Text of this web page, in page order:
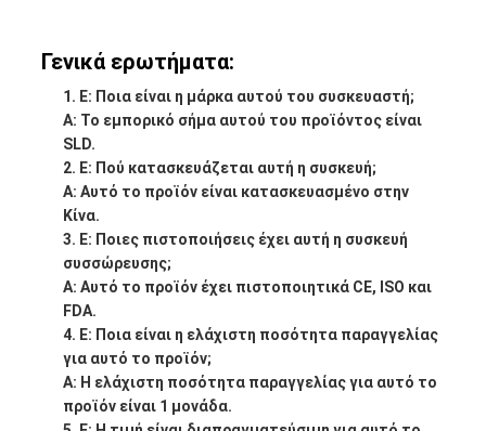
Γενικά ερωτήματα:
Ε: Ποια είναι η μάρκα αυτού του συσκευαστή;
Α: Το εμπορικό σήμα αυτού του προϊόντος είναι
SLD.
Ε: Πού κατασκευάζεται αυτή η συσκευή;
Α: Αυτό το προϊόν είναι κατασκευασμένο στην
Κίνα.
Ε: Ποιες πιστοποιήσεις έχει αυτή η συσκευή
συσσώρευσης;
Α: Αυτό το προϊόν έχει πιστοποιητικά CE, ISO και
FDA.
Ε: Ποια είναι η ελάχιστη ποσότητα παραγγελίας
για αυτό το προϊόν;
Α: Η ελάχιστη ποσότητα παραγγελίας για αυτό το
προϊόν είναι 1 μονάδα.